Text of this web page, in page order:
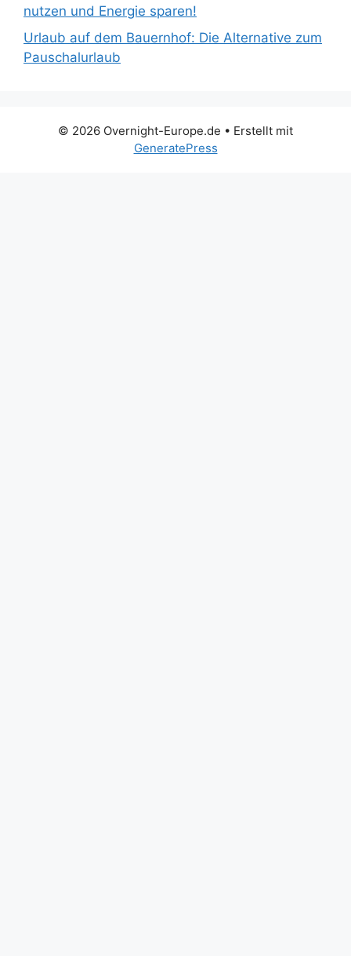
nutzen und Energie sparen!
Urlaub auf dem Bauernhof: Die Alternative zum
Pauschalurlaub
© 2026 Overnight-Europe.de • Erstellt mit
GeneratePress